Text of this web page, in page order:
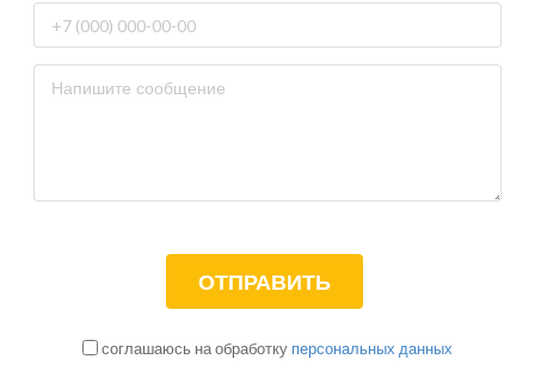
соглашаюсь на обработку персональных данных